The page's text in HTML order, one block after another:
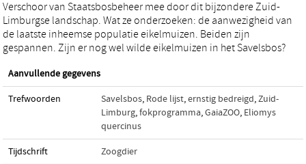
Verschoor van Staatsbosbeheer mee door dit bijzondere Zuid-
Limburgse landschap. Wat ze onderzoeken: de aanwezigheid van
de laatste inheemse populatie eikelmuizen. Beiden zijn
gespannen. Zijn er nog wel wilde eikelmuizen in het Savelsbos?
Aanvullende gegevens
Trefwoorden Savelsbos, Rode lijst,ernstig bedreigd,Zuid-
Limburg,fokprogramma,GaiaZOO, Eliomys
quercinus
Tijdschrift Zoogdier